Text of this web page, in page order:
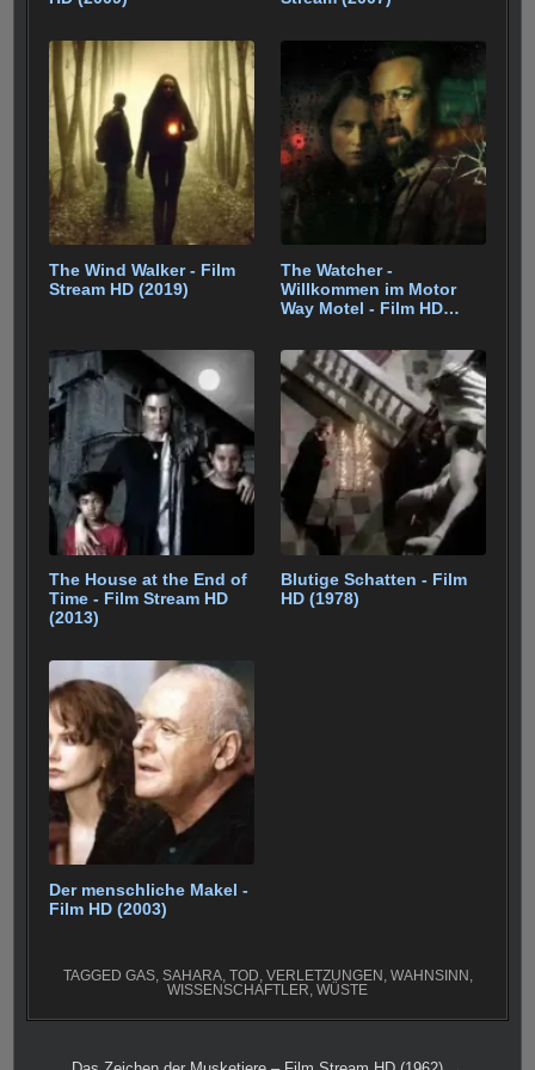
The Wind Walker - Film
Stream HD (2019)
The Watcher -
Willkommen im Motor
Way Motel - Film HD
The House at the End of
Time - Film Stream HD
(2013)
Blutige Schatten - Film
HD (1978)
Der menschliche Makel -
Film HD (2003)
TAGGED GAS, SAHARA, TOD, VERLETZUNGEN , WAHNSINN ,
WISSENSCHAFTLER, WÜSTE